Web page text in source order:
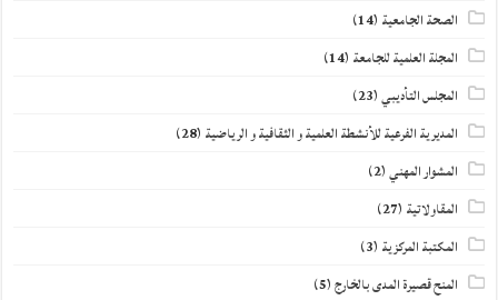
الصحة الجامعية (14)
المجلة العلمية للجامعة (14)
المجلس التأديبي(23)
المديرية الفرعية للأنشطة العلمية و الثقافية و الرياضية (28)
المشوار المهني(2)
المقاولاتية (27)
المكتبة المركزية (3)
المنح قصيرة المدى بالخارج(5)